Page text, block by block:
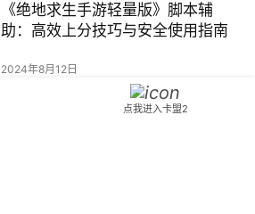
《绝地求生手游轻量版》脚本辅
助：高效上分技巧与安全使用指南
2024年8月12日
揭秘DNF 5678卡盟：玩家必备攻略
点我进入卡盟2